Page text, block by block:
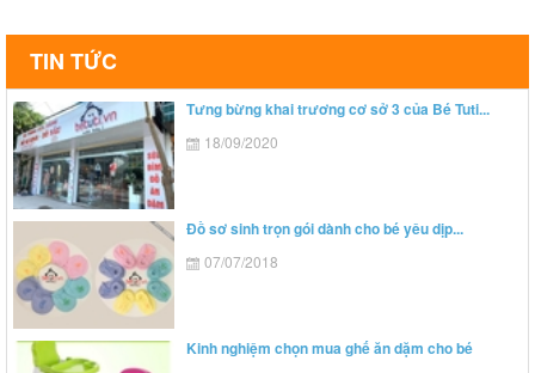
TIN TỨC
Tưng bừng khai trương cơ sở 3 của Bé Tuti...
18/09/2020
Đồ sơ sinh trọn gói dành cho bé yêu dịp...
07/07/2018
Kinh nghiệm chọn mua ghế ăn dặm cho bé